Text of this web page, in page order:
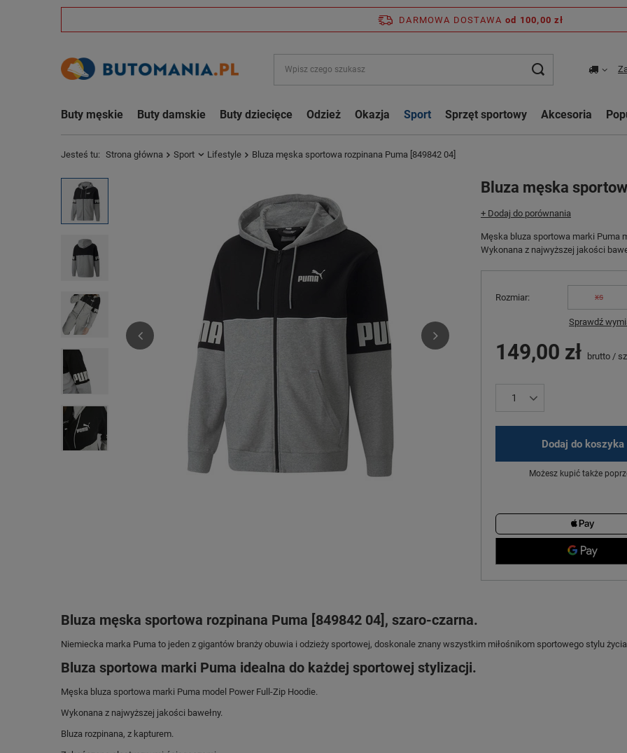
DARMOWA DOSTAWA od 100,00 zł
Buty męskie Buty damskie Buty dziecięce Odzież Okazja Sport Sprzęt sportowy Akcesoria
Jesteś tu: Strona główna Sport Lifestyle Bluza męska sportowa rozpinana Puma [849842 04]
Bluza męska
+ Dodaj do porównania
Męska bluza sportowa marki Puma
Wykonana z najwyższej jakości
Rozmiar xs
Sprawdź
149,00 zł brutto /
Dodaj do koszyka
Możesz kupić także
Bluza męska sportowa rozpinana Puma [849842 04], szaro-czarna.
Niemiecka marka Puma to jeden z gigantów branży obuwia i odzieży sportowej, doskonale znany wszystkim miłośnikom sportowego stylu
Bluza sportowa marki Puma idealna do każdej sportowej stylizacji.
Męska bluza sportowa marki Puma model Power Full-Zip Hoodie.
Wykonana z najwyższej jakości bawełny.
Bluza rozpinana, z kapturem.